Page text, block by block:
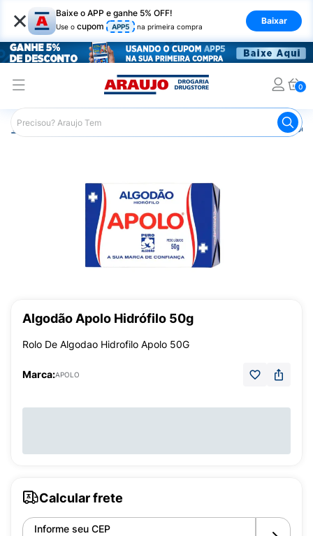
× Baixe o APP e ganhe 5% OFF!
Use o cupom APP5 na primeira compra
Baixar
0
Araujo Saúde e Bem Estar
Algodão Apolo Hidrófilo 50g
Rolo De Algodao Hidrofilo Apolo 50G
Marca:APOLO
Calcular frete
Informe seu CEP